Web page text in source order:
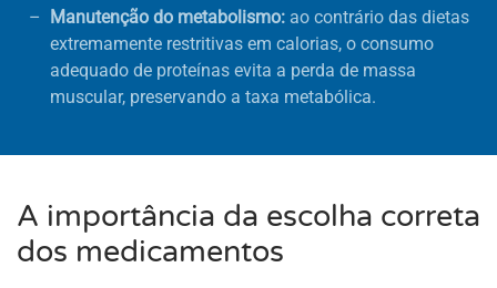
Manutenção do metabolismo: ao contrário das dietas
extremamente restritivas em calorias, o consumo
adequado de proteínas evita a perda de massa
muscular, preservando a taxa metabólica.
A importância da escolha correta
dos medicamentos